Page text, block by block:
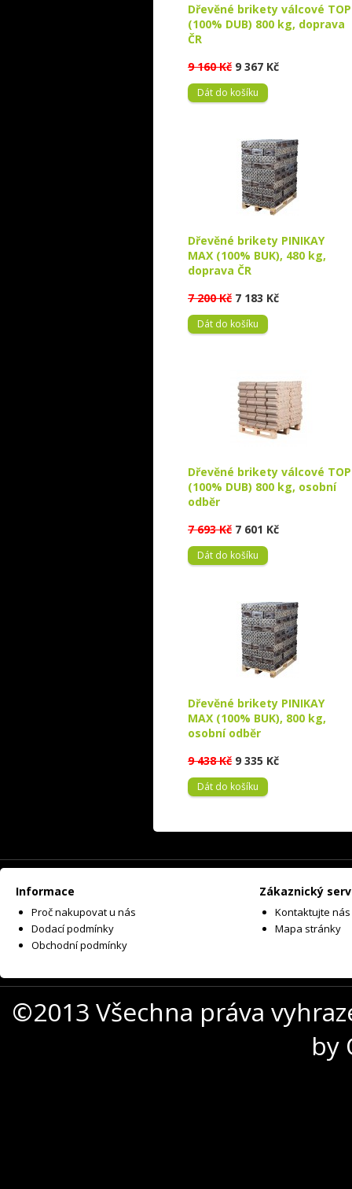
Dřevěné brikety válcové TOP
(100% DUB) 800 kg, doprava
ČR
9 160 Kč 9 367 Kč
Dát do košíku
Dřevěné brikety PINIKAY
MAX (100% BUK), 480 kg,
doprava ČR
7 200 Kč 7 183 Kč
Dát do košíku
Dřevěné brikety válcové TOP
(100% DUB) 800 kg, osobní
odběr
7 693 Kč 7 601 Kč
Dát do košíku
Dřevěné brikety PINIKAY
MAX (100% BUK), 800 kg,
osobní odběr
9 438 Kč 9 335 Kč
Dát do košíku
Informace
Proč nakupovat u nás
Dodací podmínky
Obchodní podmínky
Zákaznický
Kontaktujte nás
Mapa stránky
©2013 Všechna práva
by